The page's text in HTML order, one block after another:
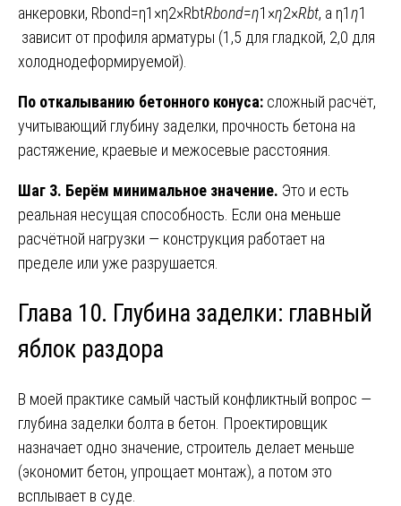
анкеровки, Rbond=η1×η2×RbtRbond​=η1​×η2​×Rbt​, а η1η1​
зависит от профиля арматуры (1,5 для гладкой, 2,0 для
холоднодеформируемой).
По откалыванию бетонного конуса: сложный расчёт,
учитывающий глубину заделки, прочность бетона на
растяжение, краевые и межосевые расстояния.
Шаг 3. Берём минимальное значение. Это и есть
реальная несущая способность. Если она меньше
расчётной нагрузки — конструкция работает на
пределе или уже разрушается.
Глава 10. Глубина заделки: главный
яблок раздора
В моей практике самый частый конфликтный вопрос —
глубина заделки болта в бетон. Проектировщик
назначает одно значение, строитель делает меньше
(экономит бетон, упрощает монтаж), а потом это
всплывает в суде.